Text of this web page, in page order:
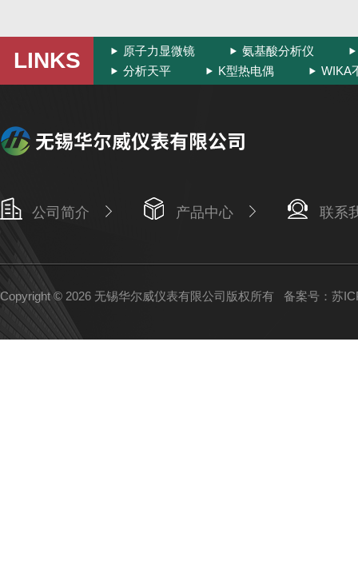
LINKS 原子力显微镜
氨基酸分析仪
分析天平
K型热电偶 WIKA
公司简介 产品中心 联系
Copyright © 2026 无锡华尔威仪表有限公司版权所有 备案号：苏